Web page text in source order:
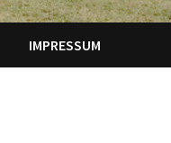
IMPRESSUM